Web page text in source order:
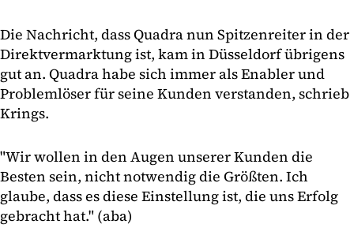
Die Nachricht, dass Quadra nun Spitzenreiter in der
Direktvermarktung ist, kam in Düsseldorf übrigens
gut an. Quadra habe sich immer als Enabler und
Problemlöser für seine Kunden verstanden, schrieb
Krings.
"Wir wollen in den Augen unserer Kunden die
Besten sein, nicht notwendig die Größten. Ich
glaube, dass es diese Einstellung ist, die uns Erfolg
gebracht hat." (aba)